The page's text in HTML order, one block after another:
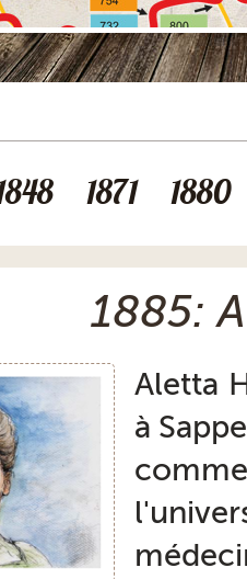
1871 1880
1885:
Aletta
à